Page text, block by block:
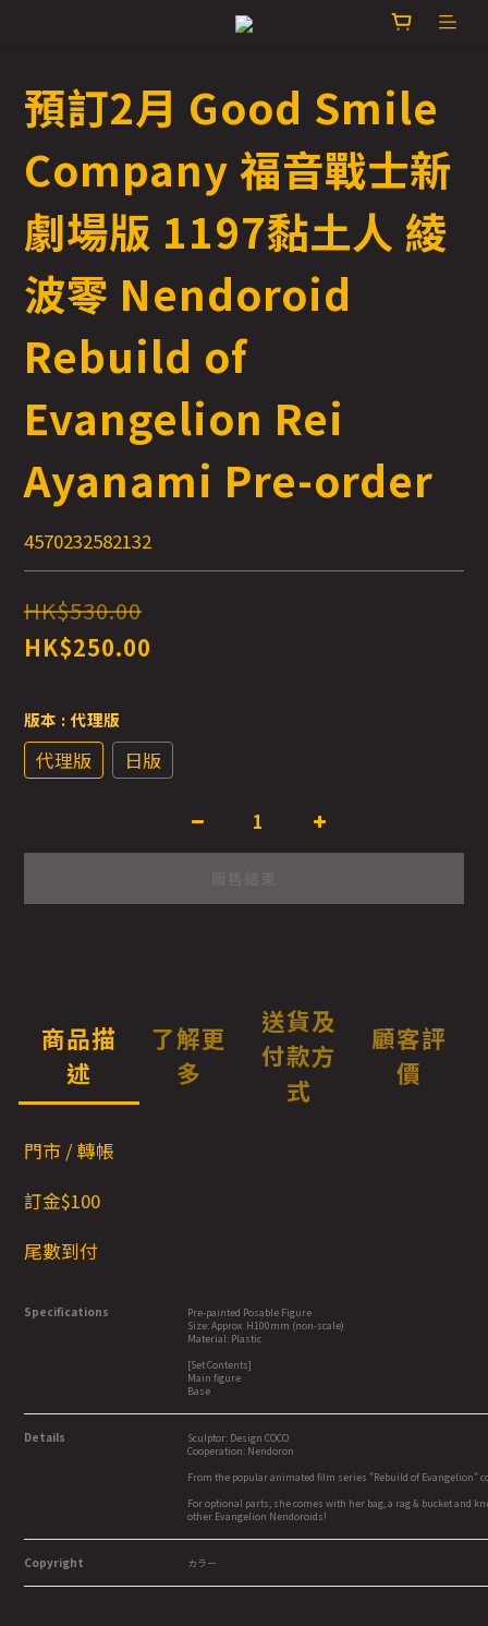
預訂2月 Good Smile
Company 福音戰士新
劇場版 1197黏土人 綾
波零 Nendoroid
Rebuild of
Evangelion Rei
Ayanami Pre-order
4570232582132
HK$530.00
HK$250.00
版本 : 代理版
代理版 日版
商品描
述
了解更
多
送貨及
付款方
式
顧客評
價
門市 / 轉帳
訂金$100
尾數到付
Specifications
Pre-painted Posable Figure
Size: Approx. H100mm (non-scale)
Material: Plastic
[Set Contents]
Main figure
Base
Details
Sculptor: Design COCO
Cooperation: Nendoron
From the popular animated film series "Rebuild of Evangelion"
For optional parts, she comes with her bag, a rag & bucket and
other Evangelion Nendoroids!
Copyright カラー